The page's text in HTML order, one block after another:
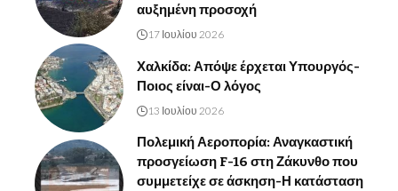
αυξημένη προσοχή
17 Ιουλίου 2026
Χαλκίδα: Απόψε έρχεται Υπουργός-
Ποιος είναι-Ο λόγος
13 Ιουλίου 2026
Πολεμική Αεροπορία: Αναγκαστική
προσγείωση F-16 στη Ζάκυνθο που
συμμετείχε σε άσκηση-Η κατάσταση